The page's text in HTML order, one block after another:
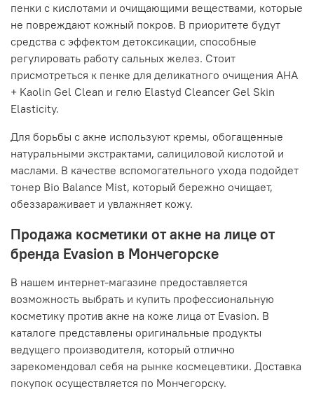
пенки с кислотами и очищающими веществами, которые
не повреждают кожный покров. В приоритете будут
средства с эффектом детоксикации, способные
регулировать работу сальных желез. Стоит
присмотреться к пенке для деликатного очищения AHA
+ Kaolin Gel Clean и гелю Elastyd Cleancer Gel Skin
Elasticity.
Для борьбы с акне используют кремы, обогащенные
натуральными экстрактами, салициловой кислотой и
маслами. В качестве вспомогательного ухода подойдет
тонер Bio Balance Mist, который бережно очищает,
обеззараживает и увлажняет кожу.
Продажа косметики от акне на лице от
бренда Evasion в Мончегорске
В нашем интернет-магазине предоставляется
возможность выбрать и купить профессиональную
косметику против акне на коже лица от Evasion. В
каталоге представлены оригинальные продукты
ведущего производителя, который отлично
зарекомендовал себя на рынке космецевтики. Доставка
покупок осуществляется по Мончегорску.